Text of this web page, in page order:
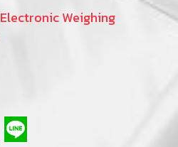
Electronic Weighing